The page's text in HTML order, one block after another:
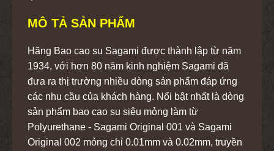
MÔ TẢ SẢN PHẨM
Hãng Bao cao su Sagami được thành lập từ năm
1934, với hơn 80 năm kinh nghiệm Sagami đã
đưa ra thị trường nhiều dòng sản phẩm đáp ứng
các nhu cầu của khách hàng. Nổi bật nhất là dòng
sản phẩm bao cao su siêu mỏng làm từ
Polyurethane - Sagami Original 001 và Sagami
Original 002 mỏng chỉ 0.01mm và 0.02mm, truyền